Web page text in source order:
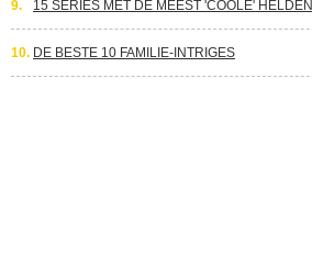
9. 15 SERIES MET DE MEEST 'COOLE' HELDEN
10. DE BESTE 10 FAMILIE-INTRIGES